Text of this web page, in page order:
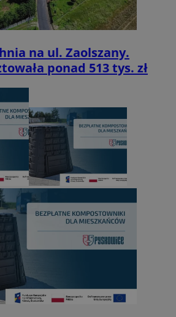
na ul. Zaolszany.
ponad 513 tys. zł